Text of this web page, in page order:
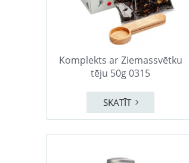
Komplekts ar Ziemassvētku
tēju 50g 0315
SKATĪT